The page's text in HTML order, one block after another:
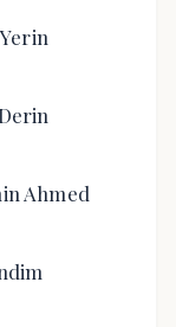
Ahmed